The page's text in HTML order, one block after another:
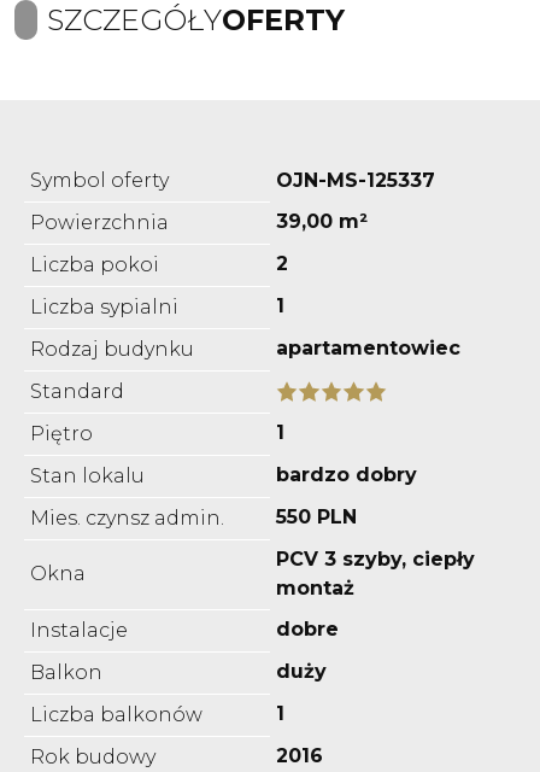
SZCZEGÓŁYOFERTY
Symbol oferty
OJN-MS-125337
Powierzchnia
39,00 m²
Liczba pokoi
2
Liczba sypialni
1
Rodzaj budynku
apartamentowiec
Standard
Piętro
1
Stan lokalu
bardzo dobry
Mies. czynsz admin.
550 PLN
Okna
PCV 3 szyby, ciepły
montaż
Instalacje
dobre
Balkon
duży
Liczba balkonów
1
Rok budowy
2016